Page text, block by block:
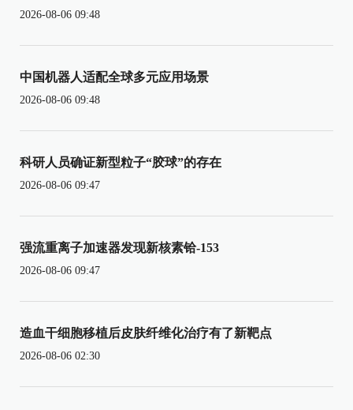
2026-08-06 09:48
中国机器人适配全球多元应用场景
2026-08-06 09:48
科研人员确证新型粒子“胶球”的存在
2026-08-06 09:47
强流重离子加速器发现新核素铪-153
2026-08-06 09:47
造血干细胞移植后皮肤纤维化治疗有了新靶点
2026-08-06 02:30